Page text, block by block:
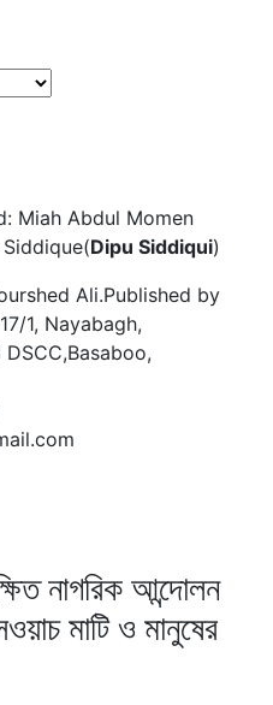
Miah Abdul Momen
Dipu Siddiqui)
Ali.Published by
1, Nayabagh,
নাগরিক আন্দোলন
মাটি ও মানুষের